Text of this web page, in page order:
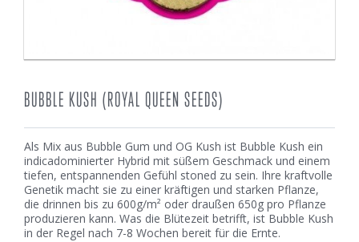
BUBBLE KUSH (ROYAL QUEEN SEEDS)
Als Mix aus Bubble Gum und OG Kush ist Bubble Kush ein
indicadominierter Hybrid mit süßem Geschmack und einem
tiefen, entspannenden Gefühl stoned zu sein. Ihre kraftvolle
Genetik macht sie zu einer kräftigen und starken Pflanze,
die drinnen bis zu 600g/m² oder draußen 650g pro Pflanze
produzieren kann. Was die Blütezeit betrifft, ist Bubble Kush
in der Regel nach 7-8 Wochen bereit für die Ernte.